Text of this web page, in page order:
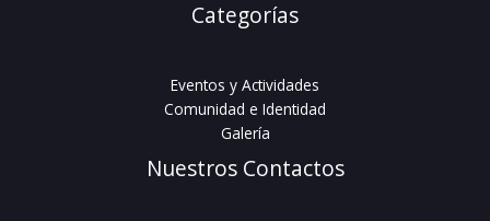
Categorías
Eventos y Actividades
Comunidad e Identidad
Galería
Nuestros Contactos